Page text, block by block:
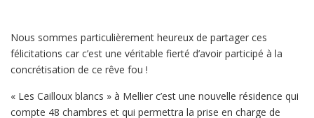
Nous sommes particulièrement heureux de partager ces
félicitations car c’est une véritable fierté d’avoir participé à la
concrétisation de ce rêve fou !
« Les Cailloux blancs » à Mellier c’est une nouvelle résidence qui
compte 48 chambres et qui permettra la prise en charge de